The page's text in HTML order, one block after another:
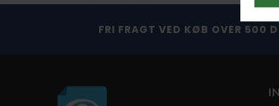
FRI FRAGT VED KØB OVER 500